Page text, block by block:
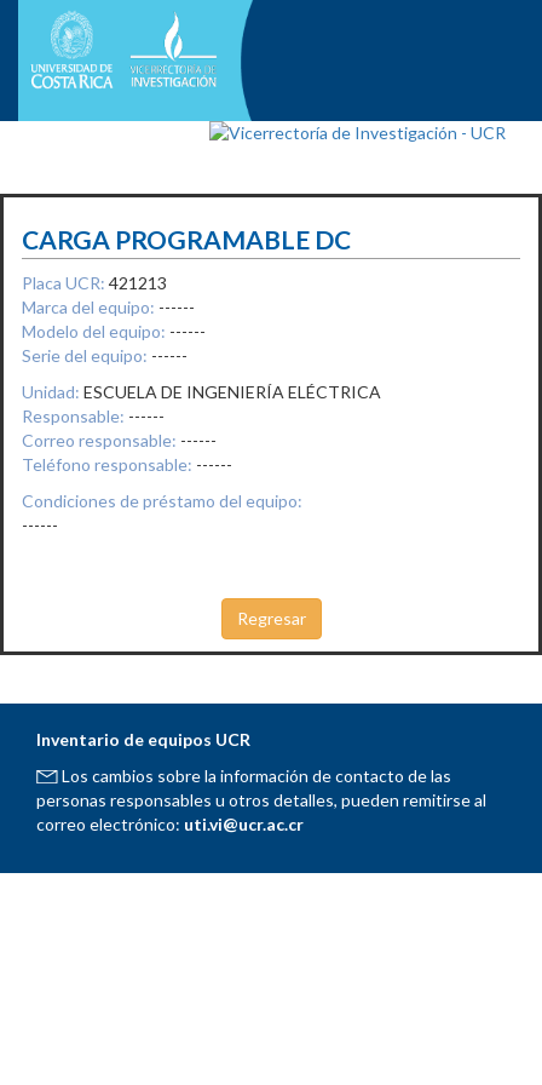
CARGA PROGRAMABLE DC
Placa UCR: 421213
Marca del equipo: ------
Modelo del equipo: ------
Serie del equipo: ------
Unidad: ESCUELA DE INGENIERÍA ELÉCTRICA
Responsable: ------
Correo responsable: ------
Teléfono responsable: ------
Condiciones de préstamo del equipo:
------
Inventario de equipos UCR
Los cambios sobre la información de contacto de las
personas responsables u otros detalles, pueden remitirse al
correo electrónico: uti.vi@ucr.ac.cr